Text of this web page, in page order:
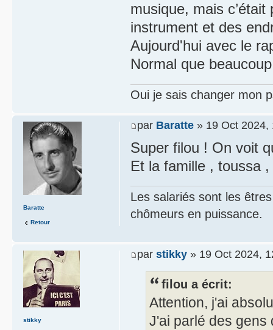
musique, mais
instrument et des
Aujourd'hui avec le
Normal que
Oui je sais changer mon
par Baratte » 19 Oct 2024,
Super filou ! On voit
Et la famille , toussa
Les salariés sont les
chômeurs en puissance.
Baratte
Retour
par stikky » 19 Oct 2024,
filou a écrit:
Attention, j'ai
J'ai parlé des gens
stikky